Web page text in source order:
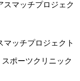
ッチプロジェクト
ポーツクリニック